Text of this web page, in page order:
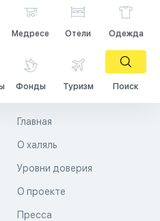
Медресе Отели Одежда
Фонды Туризм Поиск
Главная
О халяль
Уровни доверия
О проекте
Пресса